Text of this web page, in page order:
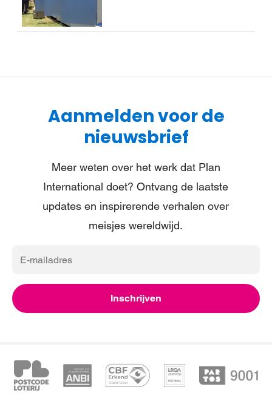
Aanmelden voor de
nieuwsbrief
Meer weten over het werk dat Plan
International doet? Ontvang de laatste
updates en inspirerende verhalen over
meisjes wereldwijd.
E-
Inschrijven